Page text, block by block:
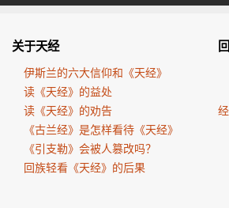
关于天经
伊斯兰的六大信仰和《天经》
读《天经》的益处
读《天经》的劝告
《古兰经》是怎样看待《天经》
《引支勒》会被人篡改吗？
回族轻看《天经》的后果